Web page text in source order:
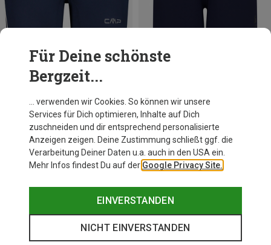
Du sparst 51%
Für Deine schönste
Bergzeit...
… verwenden wir Cookies. So können wir unsere
Services für Dich optimieren, Inhalte auf Dich
zuschneiden und dir entsprechend personalisierte
Anzeigen zeigen. Deine Zustimmung schließt ggf. die
Verarbeitung Deiner Daten u.a. auch in den USA ein.
Mehr Infos findest Du auf der Google Privacy Site.
EINVERSTANDEN
NICHT EINVERSTANDEN